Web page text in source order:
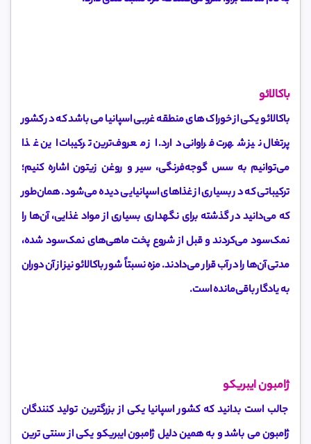
باکالائو
باکالائو یکی از خوراک های منطقه غربی اسپانیا می باشد که در کشور
پرتغال نیز شهرت فراوانی دارد. از معروف‌ترین ترکیبات این غذا
می‌توانیم به سس گوجه‌فرنگی، سیر و روغن زیتون اشاره کنیم؛
ترکیباتی که در بسیاری از غذاهای اسپانیایی دیده می‌شود. همان‌طور
که می‌دانید در گذشته برای نگهداری بسیاری از مواد غذایی، آن‌ها را
نمک‌سود می‌کردند و قبل از شروع پخت ماهی‌های نمک‌سود شده،
مدتی آن‌ها را در آب قرار می‌دادند. مزه نسبتاً شور باکالائو نیز از آن دوران
به یادگار باقی‌مانده است.
ژامبون ایبریکو
جالب است بدانید که کشور اسپانیا یکی از بزرگترین تولید کنندگان
ژامبون می باشد و به همین دلیل ژامبون ایبریکو یکی از سنتی ترین